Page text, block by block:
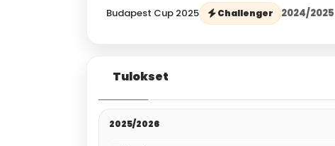
Budapest Cup 2025 Challenger 2024/2025
Tulokset
2025/2026